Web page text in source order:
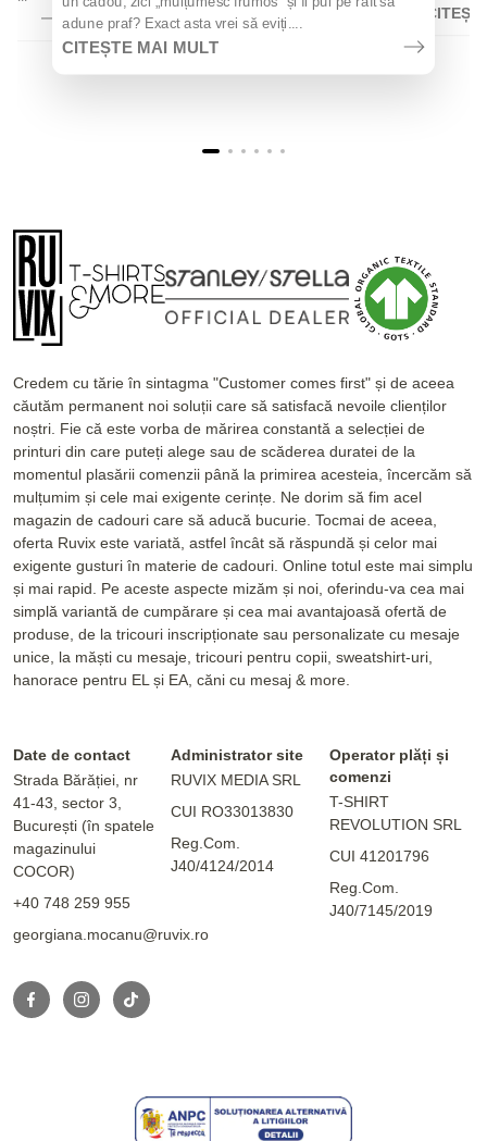
adune praf? Exact asta vrei să eviți....
CITEȘTE MAI MULT
Credem cu tărie în sintagma "Customer comes first" și de aceea
căutăm permanent noi soluții care să satisfacă nevoile clienților
noștri. Fie că este vorba de mărirea constantă a selecției de
printuri din care puteți alege sau de scăderea duratei de la
momentul plasării comenzii până la primirea acesteia, încercăm să
mulțumim și cele mai exigente cerințe. Ne dorim să fim acel
magazin de cadouri care să aducă bucurie. Tocmai de aceea,
oferta Ruvix este variată, astfel încât să răspundă și celor mai
exigente gusturi în materie de cadouri. Online totul este mai simplu
și mai rapid. Pe aceste aspecte mizăm și noi, oferindu-va cea mai
simplă variantă de cumpărare și cea mai avantajoasă ofertă de
produse, de la tricouri inscripționate sau personalizate cu mesaje
unice, la măști cu mesaje, tricouri pentru copii, sweatshirt-uri,
hanorace pentru EL și EA, căni cu mesaj & more.
Date de contact
Strada Bărăției, nr
41-43, sector 3,
București (în spatele
magazinului
COCOR)
+40 748 259 955
georgiana.mocanu@ruvix.ro
Administrator site
RUVIX MEDIA SRL
CUI RO33013830
Reg.Com.
J40/4124/2014
Operator plăți și
comenzi
T-SHIRT
REVOLUTION SRL
CUI 41201796
Reg.Com.
J40/7145/2019